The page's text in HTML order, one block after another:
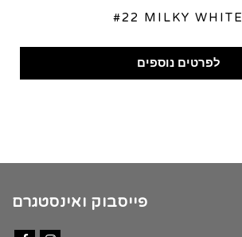
#22 MILKY WHITE
לפרטים נוספים
פייסבוק ואינסטגרם